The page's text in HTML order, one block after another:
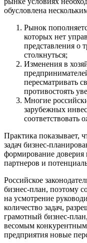
обусловлена
Рынок
которых нет
представления о
столкнуться;
Изменения в
пересматривать
противостоять
Многие
зарубежных
соответствовать
Практика показывает,
задач бизнес-
формирование доверия
партнеров и
Российское
бизнес-план, поэтому
на усмотрение
количество задач,
грамотный бизнес-
весомым
предприятия новые